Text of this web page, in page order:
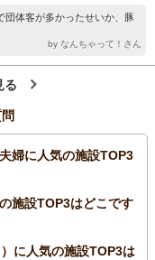
団体客が多かったせいか、豚
by なんちゃって！さん
る
婦に人気の施設TOP3
施設TOP3はどこです
に人気の施設TOP3は